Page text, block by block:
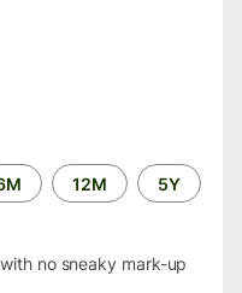
12M 5Y
no sneaky mark-up